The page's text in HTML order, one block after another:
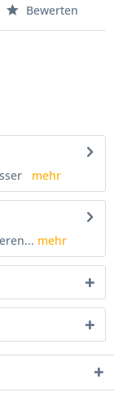
Bewerten
mehr
mehr